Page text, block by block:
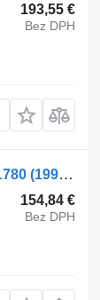
193,55 €
Bez DPH
Náboja Volvo FH16 (01.12-) 23440705 na ťahača Volvo FH12, FH16, NH12, FH, VNL780 (1993-2014)
154,84 €
Bez DPH